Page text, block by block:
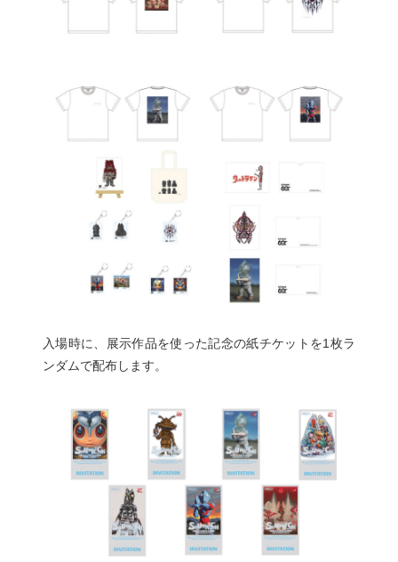
入場時に、展示作品を使った記念の紙チケットを1枚ラ
ンダムで配布します。